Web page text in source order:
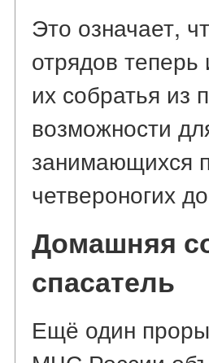
Это означает,
отрядов
их собратья
возможности
занимающихся
четвероногих
Домашняя
спасатель
Ещё один